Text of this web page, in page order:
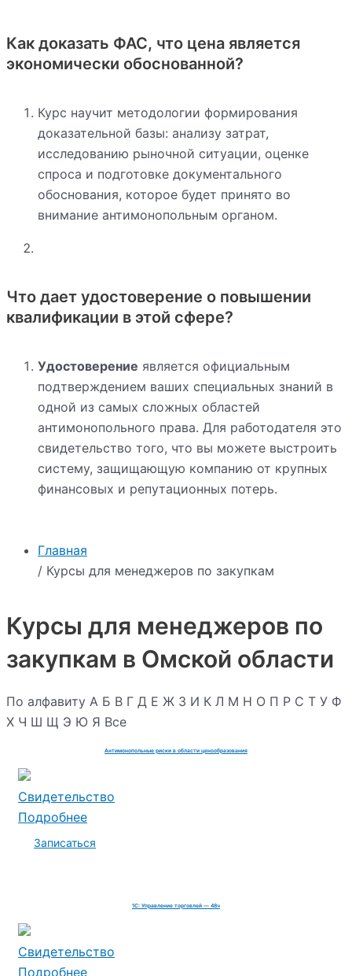
Главная
/ Курсы для менеджеров по закупкам
Курсы для менеджеров по
закупкам в Омской области
По алфавиту А Б В Г Д Е Ж З И К Л М Н О П Р С Т У Ф
Х Ч Ш Щ Э Ю Я Все
Антимонопольные риски в области ценообразования
Свидетельство
Подробнее
Записаться
1С: Управление торговлей — 48ч
Свидетельство
Подробнее
Как доказать ФАС, что цена является
экономически обоснованной?
Курс научит методологии формирования
доказательной базы: анализу затрат,
исследованию рыночной ситуации, оценке
спроса и подготовке документального
обоснования, которое будет принято во
внимание антимонопольным органом.
Что дает удостоверение о повышении
квалификации в этой сфере?
Удостоверение является официальным
подтверждением ваших специальных знаний в
одной из самых сложных областей
антимонопольного права. Для работодателя это
свидетельство того, что вы можете выстроить
систему, защищающую компанию от крупных
финансовых и репутационных потерь.